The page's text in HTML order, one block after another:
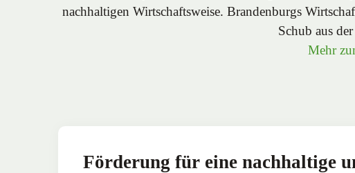
nachhaltigen Wirtschaftsweise. Brandenburgs
Schub aus
Mehr
Förderung für eine nachhaltige